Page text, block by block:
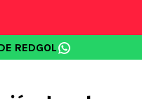
REDGOL